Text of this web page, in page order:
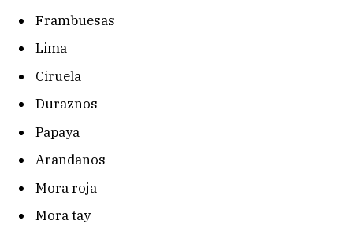
Frambuesas
Lima
Ciruela
Duraznos
Papaya
Arandanos
Mora roja
Mora tay